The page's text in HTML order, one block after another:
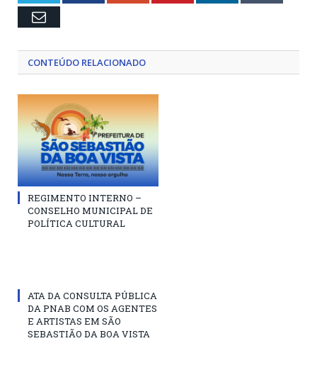
Email
CONTEÚDO RELACIONADO
REGIMENTO INTERNO –
CONSELHO MUNICIPAL DE
POLÍTICA CULTURAL
ATA DA CONSULTA PÚBLICA
DA PNAB COM OS AGENTES
E ARTISTAS EM SÃO
SEBASTIÃO DA BOA VISTA